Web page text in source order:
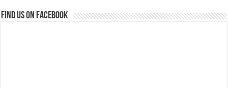
Find us on Facebook